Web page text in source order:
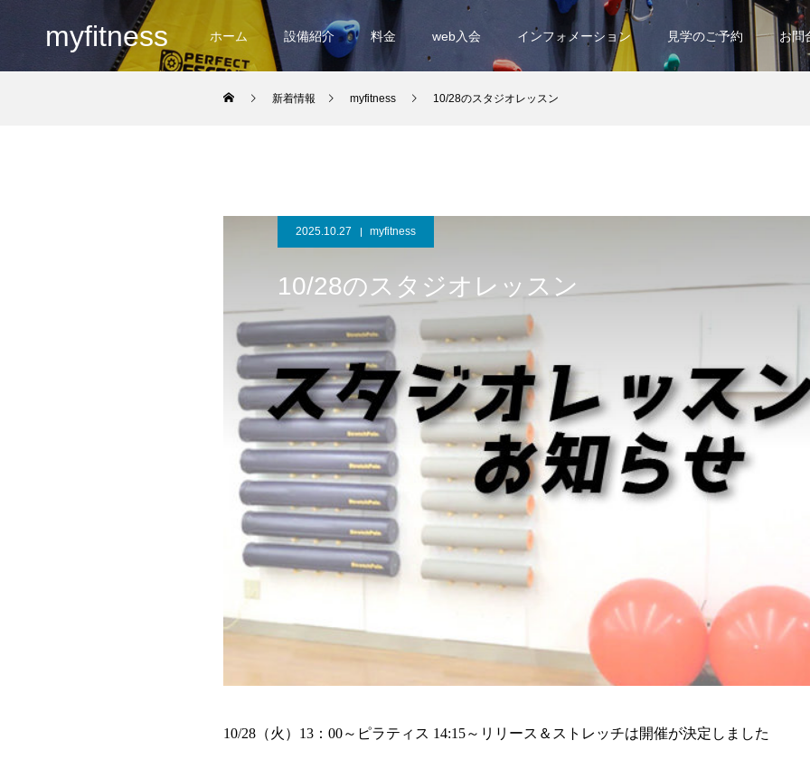
myfitness ホーム 設備紹介 料金 web入会 インフォメーション 見学のご予約 お問
新着情報 myfitness 10/28のスタジオレッスン
2025.10.27 myfitness
10/28のスタジオレッスン
10/28（火）13：00～ピラティス 14:15～リリース＆ストレッチは開催が決定しました